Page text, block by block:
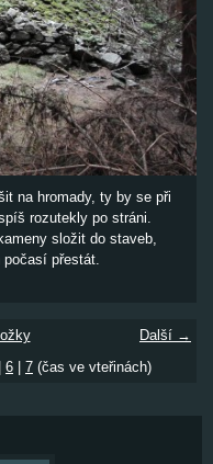
na hromady, ty by se při
rozutekly po stráni.
složit do staveb,
přestát.
Další →
| 6 | 7 (čas ve vteřinách)